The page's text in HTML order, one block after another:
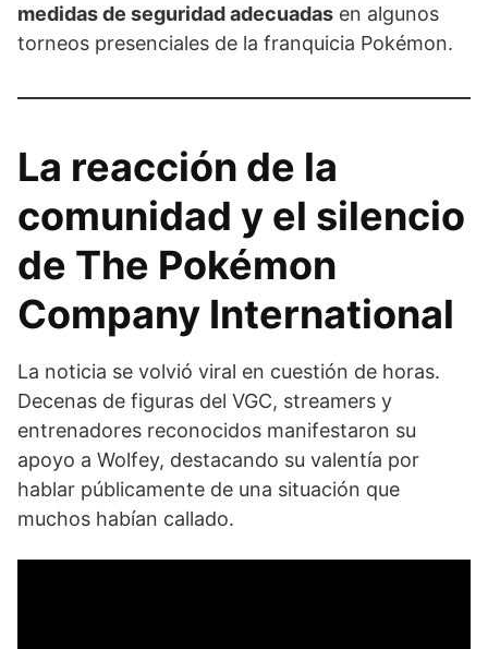
medidas de seguridad adecuadas en algunos
torneos presenciales de la franquicia Pokémon.
La reacción de la
comunidad y el silencio
de The Pokémon
Company International
La noticia se volvió viral en cuestión de horas.
Decenas de figuras del VGC, streamers y
entrenadores reconocidos manifestaron su
apoyo a Wolfey, destacando su valentía por
hablar públicamente de una situación que
muchos habían callado.